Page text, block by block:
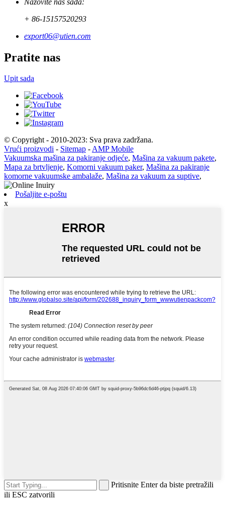
+ 86-15157520293
export06@utien.com
Pratite nas
Upit sada
© Copyright - 2010-2023: Sva prava zadržana.
Vrući proizvodi - Sitemap -AMP Mobile
Vakuumska mašina za pakiranje odjeće, Mašina za vakuum pakete,
Mapa za brtvljenje, Komorni vakuum paker, Mašina za pakiranje
komorne vakuumske ambalaže, Mašina za vakuum za suptive,
Pošaljite e-poštu
x
Pritisnite Enter da biste pretražili
ili ESC zatvorili